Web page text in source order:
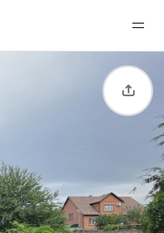
Сравнение
0 объявлений